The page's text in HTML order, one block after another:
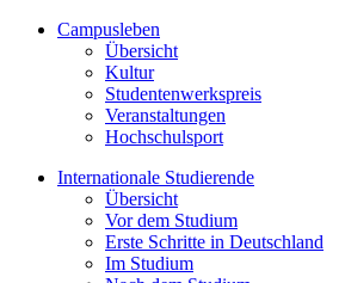
Campusleben
Übersicht
Kultur
Studentenwerkspreis
Veranstaltungen
Hochschulsport
Internationale Studierende
Übersicht
Vor dem Studium
Erste Schritte in Deutschland
Im Studium